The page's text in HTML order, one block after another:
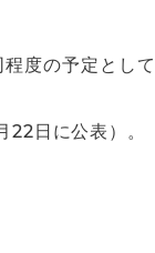
度の予定とし
日に公表）。